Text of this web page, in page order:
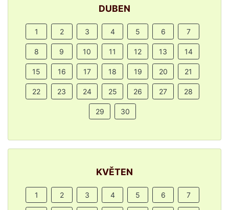
DUBEN
1 2 3 4 5 6 7
8 9 10 11 12 13 14
15 16 17 18 19 20 21
22 23 24 25 26 27 28
29 30
KVĚTEN
1 2 3 4 5 6 7